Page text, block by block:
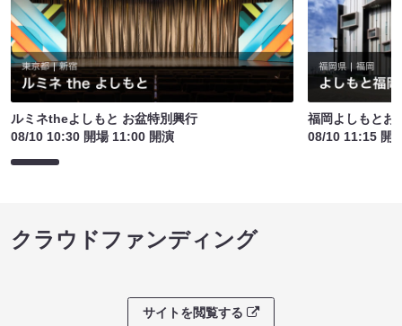
ルミネtheよしもと お盆特別興行
08/10 10:30 開場 11:00 開演
福岡よしもとお
08/10 11:15 開
クラウドファンディング
サイトを閲覧する